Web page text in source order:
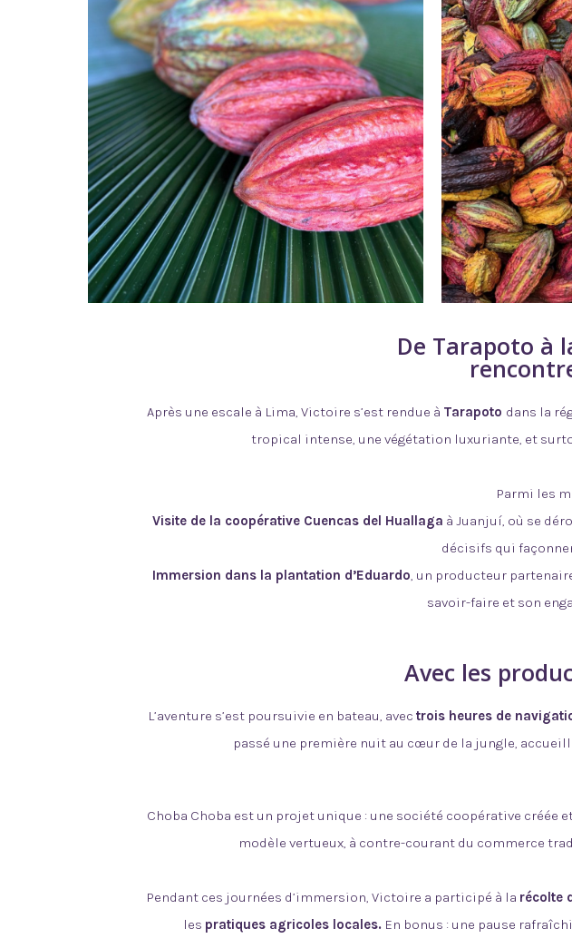
De Tarapoto à
Après une escale à Lima, Victoire s’est rendue à Tarapoto dans la
tropical intense, une végétation luxuriante, et
Parmi les
Visite de la coopérative Cuencas del Huallaga à Juanjuí, où se
décisifs qui
Immersion dans la plantation d’Eduardo, un producteur
savoir-faire et son
Avec les
L’aventure s’est poursuivie en bateau, avec trois heures de
passé une première nuit au cœur de la jungle,
Choba Choba est un projet unique : une société coopérative créée
modèle vertueux, à contre-courant du commerce
Pendant ces journées d’immersion, Victoire a participé à la récolte
les pratiques agricoles locales. En bonus : une pause